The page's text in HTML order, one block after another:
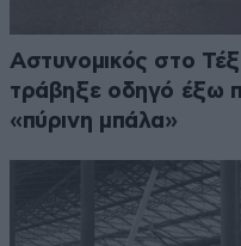
Αστυνομικός στο
τράβηξε οδηγό έξω
«πύρινη μπάλα»